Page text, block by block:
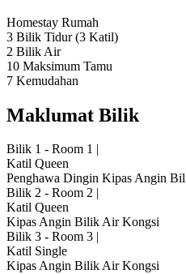
Homestay Rumah
3 Bilik Tidur(3 Katil)
2 Bilik Air
10 Maksimum Tamu
7 Kemudahan
Maklumat Bilik
Bilik 1 - Room 1 |
Katil Queen
Penghawa Dingin Kipas Angin
Bilik 2 - Room 2 |
Katil Queen
Kipas Angin Bilik Air Kongsi
Bilik 3 - Room 3 |
Katil Single
Kipas Angin Bilik Air Kongsi